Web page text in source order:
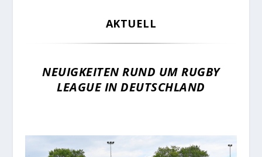
AKTUELL
NEUIGKEITEN RUND UM RUGBY
LEAGUE IN DEUTSCHLAND